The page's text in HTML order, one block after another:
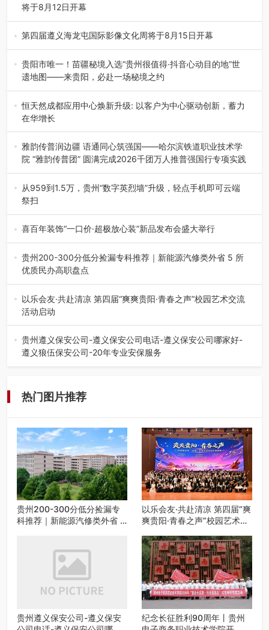
将于8月12日开幕
8月7日，威宁彝族回族苗族自治县第二十三届“民族团结
杯”篮球赛暨2026年“村B…
第四届遵义海龙屯国际影像文化周将于8月15日开幕
8月7日，第四届遵义海龙屯国际影像文化周媒体通气会在世
界文化遗产地海龙屯核心景区…
贵阳市唯一！苗疆秘境入选“贵州很值得·抖音心动目的地”世
遗地图——来贵阳，必赴一场秘境之约
2026年7月21日，2026年“贵州很值得”暨抖音“心动目的
地”（贵州站）主题…
恒天然成都应用中心焕新升级: 以客户为中心驱动创新，蓄力
在华增长
融合全球研发实力与本土洞察，深化客户共创，赋能西南市
场创新发展 （7月27日，成…
雅韵传普润边疆 语通同心筑强国——哈尔滨铁道职业技术学
院 “雅韵传普团” 圆满完成2026千团万人推普强国行专项实践
为扎实推进2026“千团万人推普强国行”大学生暑期社会实
践，牢牢紧扣 “雅韵传普…
从959到1.5万，贵州“数字英烈墙”升级，轻点手机即可云端
祭扫
八一建军节到来之际，由贵州省退役军人事务厅指导，贵阳
市退役军人事务局联合贵州广电…
喜百年装饰“一口价·超极放心装”新品发布会盛大举行
2026年7月31日，喜百年装饰“一口价·超极放心装”新品发布
会在贵阳隆重举行。…
贵州200-300分低分捡漏专科推荐｜新能源汽修类外省 5 所
优质民办高职盘点
在贵州省高考志愿填报体系中，200至300分数段考生可选择
的省内工科、新能源汽车…
以乐会友·共赴清凉 第四届“爽爽贵阳·青春之声”校园艺术交流
活动启动
七月的贵阳，清风送爽，第四届“爽爽贵阳·青春之声”校园管
弦乐（合唱）艺术交流活动…
贵州遵义保安公司-遵义保安公司电话-遵义保安公司哪家好-
遵义狼伍保安公司-20年专业安保服务
热门图片推荐
贵州200-300分低分捡漏专
科推荐｜新能源汽修类外省 5
以乐会友·共赴清凉 第四届“爽
爽贵阳·青春之声”校园艺术交
贵州遵义保安公司-遵义保安
纪念长征胜利90周年丨贵州